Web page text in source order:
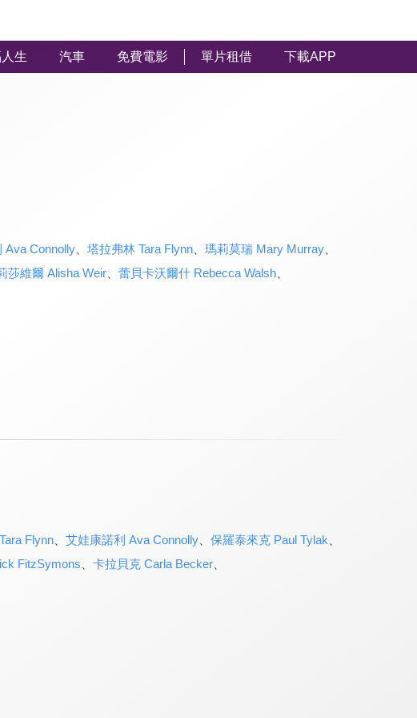
生 汽車 免費電影 單片租借 下載APP
Ava Connolly、 塔拉弗林 Tara Flynn、 瑪莉莫瑞 Mary Murray、
莎維爾 Alisha Weir、 蕾貝卡沃爾什 Rebecca Walsh、
Flynn、 艾娃康諾利 Ava Connolly、 保羅泰來克 Paul Tylak
FitzSymons 卡拉貝克 Carla Becker、